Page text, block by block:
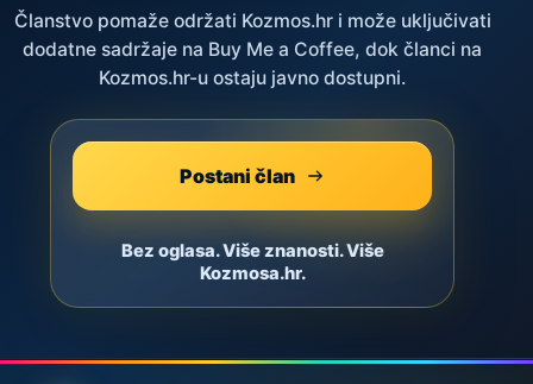
Članstvo pomaže održati Kozmos.hr i može uključivati
dodatne sadržaje na Buy Me a Coffee, dok članci na
Kozmos.hr-u ostaju javno dostupni.
Postani član
Bez oglasa. Više znanosti. Više
Kozmosa.hr.